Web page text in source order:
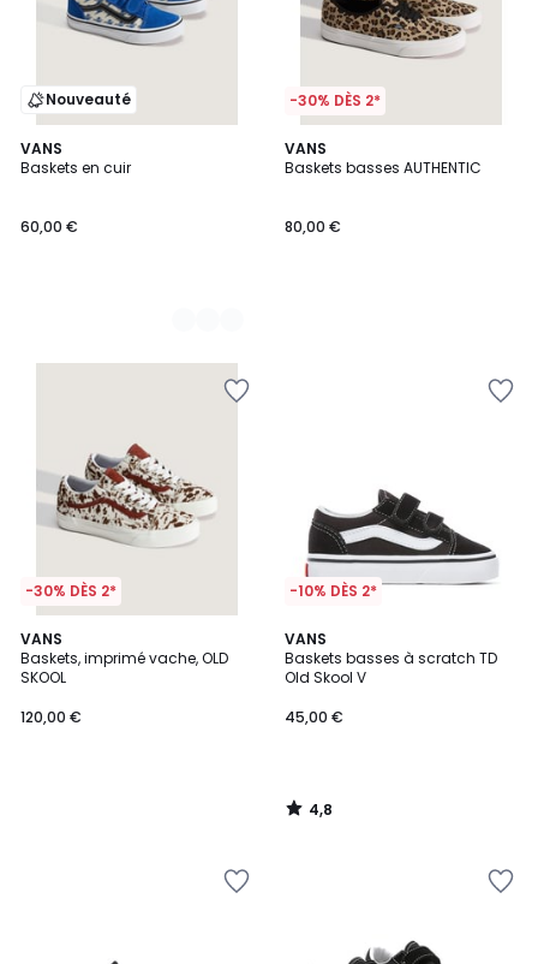
Nouveauté
VANS
Baskets en cuir
60,00 €
2
Couleurs
-30% DÈS 2*
VANS
Baskets basses AUTHENTIC
80,00 €
-30% DÈS 2*
VANS
Baskets, imprimé vache, OLD
SKOOL
120,00 €
-10% DÈS 2*
VANS
Baskets basses à scratch TD
Old Skool V
45,00 €
4,8
/ 5
4,8
/